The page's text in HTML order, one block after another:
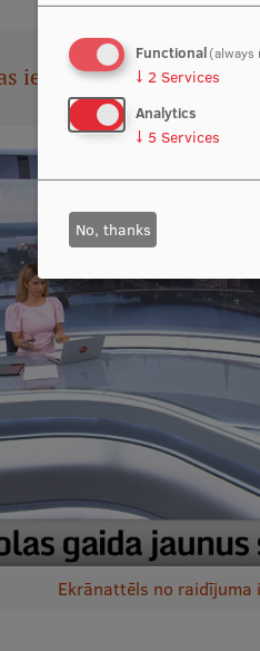
ierakstu!
Ekrānattēls no raidījuma
Functional(always
↓ 2 Services
Analytics
↓ 5 Services
No, thanks